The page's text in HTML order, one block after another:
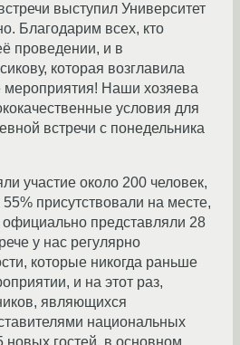
выступил Университет
Благодарим всех, кто
проведении, и в
которая возглавила
мероприятия! Наши хозяева
условия для
встречи с понедельника
участие около 200 человек,
присутствовали на месте,
представляли 28
у нас регулярно
которые никогда раньше
и на этот раз,
являющихся
национальных